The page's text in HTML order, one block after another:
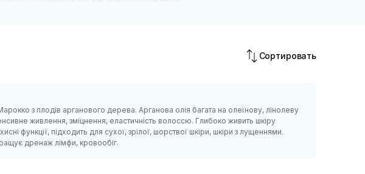
Сортировать
з плодів арганового дерева. Арганова олія багата на олеїнову, лінолеву
живлення, зміцнення, еластичність волоссю. Глибоко живить шкіру
функції, підходить для сухої, зрілої, шорствої шкіри, шкіри з лущеннями.
дренаж лімфи, кровообіг.